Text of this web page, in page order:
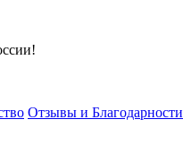
Отзывы и Благодарности